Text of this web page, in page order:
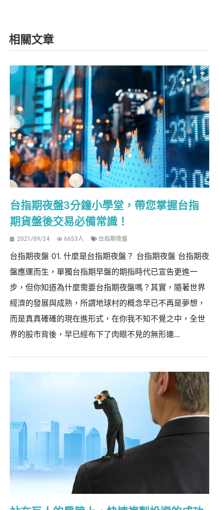
相關文章
台指期夜盤3分鐘小學堂，帶您掌握台指
期貨盤後交易必備常識！
2021/09/24 6653人 台指期夜盤
台指期夜盤 01. 什麼是台指期夜盤？ 台指期夜盤 台指期夜
盤應運而生，單獨台指期早盤的期指時代已宣告更進一
步，但你知道為什麼需要台指期夜盤嗎？其實，隨著世界
經濟的發展與成熟，所謂地球村的概念早已不再是夢想，
而是真真確確的現在進形式，在你我不知不覺之中，全世
界的股市背後，早已經布下了肉眼不見的無形連...